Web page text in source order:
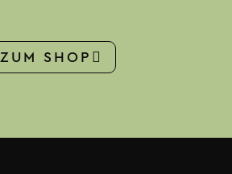
ZUM SHOP